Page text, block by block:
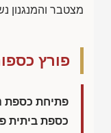
מצטבר והמנגנון
פורץ
פתיחת כספת
כספת ביתית